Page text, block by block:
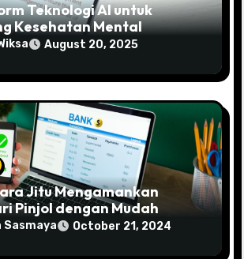
Teknologi AI untuk
Kesehatan Mental
August 20, 2025
Jitu Mengamankan
Pinjol dengan Mudah
Sasmaya October 21, 2024